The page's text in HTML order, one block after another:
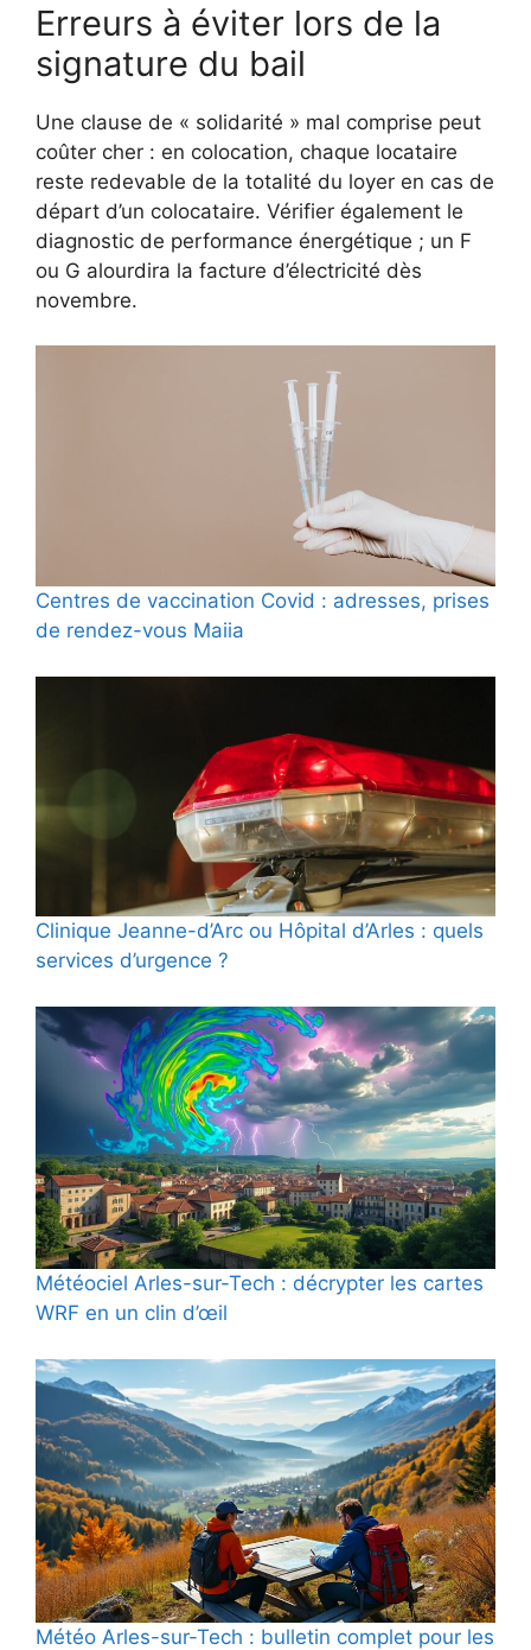
Erreurs à éviter lors de la
signature du bail
Une clause de « solidarité » mal comprise peut
coûter cher : en colocation, chaque locataire
reste redevable de la totalité du loyer en cas de
départ d’un colocataire. Vérifier également le
diagnostic de performance énergétique ; un F
ou G alourdira la facture d’électricité dès
novembre.
Centres de vaccination Covid : adresses, prises
de rendez-vous Maiia
Clinique Jeanne-d’Arc ou Hôpital d’Arles : quels
services d’urgence ?
Météociel Arles-sur-Tech : décrypter les cartes
WRF en un clin d’œil
Météo Arles-sur-Tech : bulletin complet pour les